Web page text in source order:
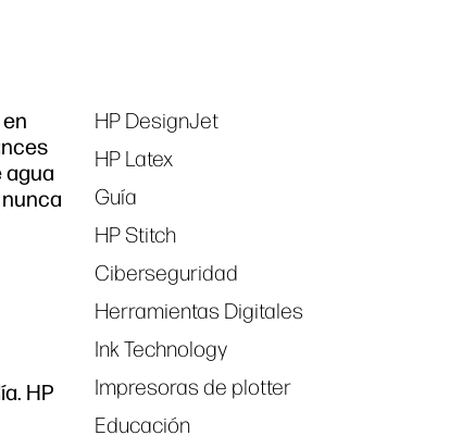
agua
HP
Tags
HP DesignJet
HP Latex
Guía
HP Stitch
Ciberseguridad
Herramientas Digitales
Ink Technology
Impresoras de plotter
Educación